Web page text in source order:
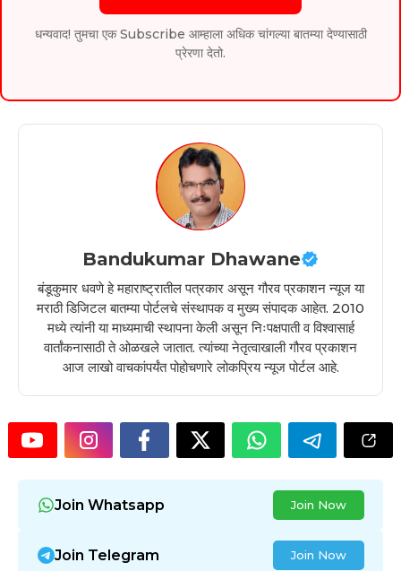
धन्यवाद! तुमचा एक Subscribe आम्हाला अधिक चांगल्या बातम्या देण्यासाठी
प्रेरणा देतो.
Bandukumar Dhawane
बंडूकुमार धवणे हे महाराष्ट्रातील पत्रकार असून गौरव प्रकाशन न्यूज या
मराठी डिजिटल बातम्या पोर्टलचे संस्थापक व मुख्य संपादक आहेत. 2010
मध्ये त्यांनी या माध्यमाची स्थापना केली असून निःपक्षपाती व विश्वासार्ह
वार्तांकनासाठी ते ओळखले जातात. त्यांच्या नेतृत्वाखाली गौरव प्रकाशन
आज लाखो वाचकांपर्यंत पोहोचणारे लोकप्रिय न्यूज पोर्टल आहे.
Join Whatsapp Join Now
Join Telegram Join Now